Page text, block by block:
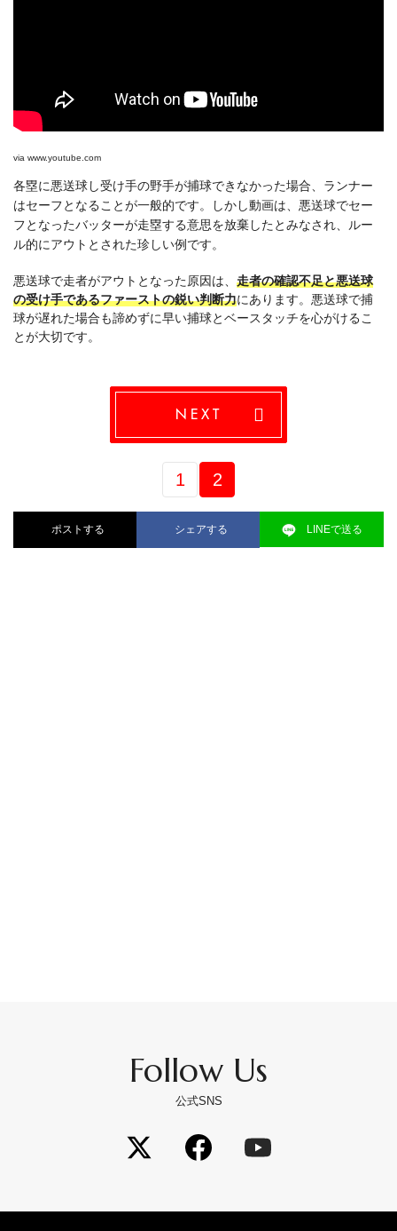
via www.youtube.com
各塁に悪送球し受け手の野手が捕球できなかった場合、ランナー
はセーフとなることが一般的です。しかし動画は、悪送球でセー
フとなったバッターが走塁する意思を放棄したとみなされ、ルー
ル的にアウトとされた珍しい例です。
悪送球で走者がアウトとなった原因は、 走者の確認不足と悪送球
の受け手であるファーストの鋭い判断力にあります。悪送球で捕
球が遅れた場合も諦めずに早い捕球とベースタッチを心がけるこ
とが大切です。
NEXT
1 2
ポストする シェアする LINEで送る
Follow Us
公式SNS